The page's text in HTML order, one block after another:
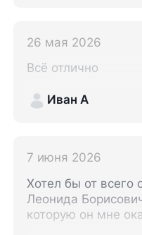
26 мая 2026
Всё отлично
Иван А
7 июня 2026
Хотел бы от всего
Леонида
которую он мне